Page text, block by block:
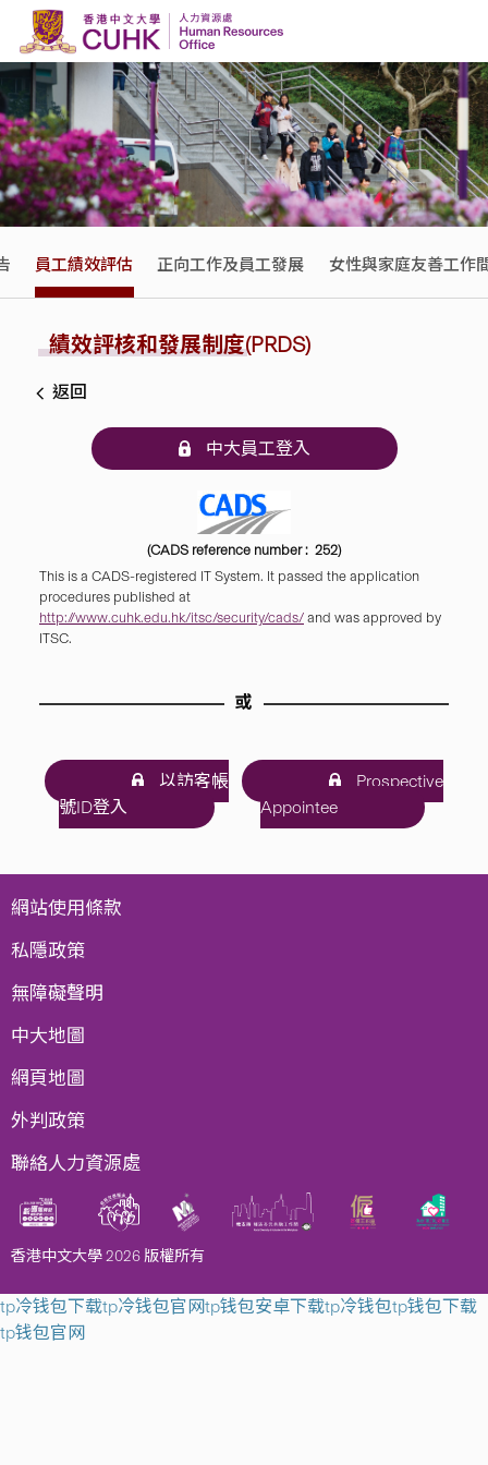
Skip to content
員工績效評估 正向工作及員工發展 女性與家庭友善工作
績效評核和發展制度(PRDS)
返回
中大員工登入
(CADS reference number : 252)
This is a CADS-registered IT System. It passed the application
procedures published at
http://www.cuhk.edu.hk/itsc/security/cads/ and was approved by
ITSC.
或
以訪客帳
號ID登入
Prospective
Appointee
網站使用條款
私隱政策
無障礙聲明
中大地圖
網頁地圖
外判政策
聯絡人力資源處
香港中文大學 2026 版權所有
tp冷钱包下载tp冷钱包官网tp钱包安卓下载tp冷钱包tp钱包下载
tp钱包官网